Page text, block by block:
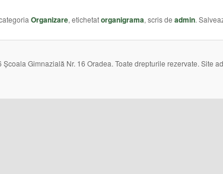
Organizare, etichetatorganigrama, scris de admin.
Gimnazială Nr. 16 Oradea. Toate drepturile rezervate. Site